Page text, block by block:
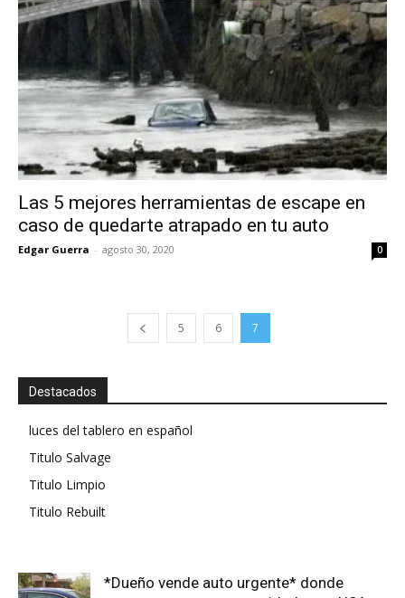
Las 5 mejores herramientas de escape en
caso de quedarte atrapado en tu auto
Edgar Guerra - agosto 30, 2020 0
5 6 7
Destacados
luces del tablero en español
Titulo Salvage
Titulo Limpio
Titulo Rebuilt
*Dueño vende auto urgente* donde